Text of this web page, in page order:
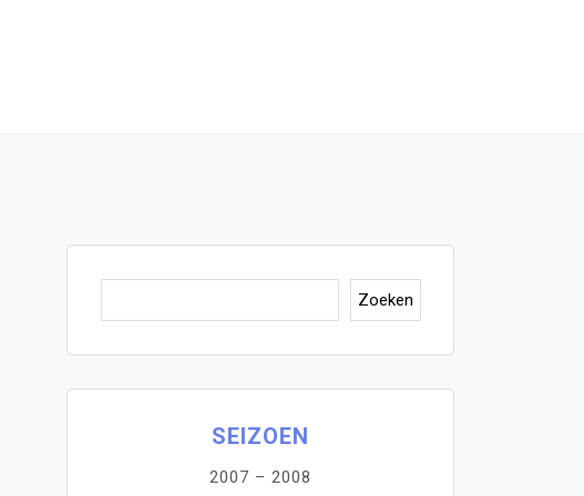
Zoeken
SEIZOEN
2007 – 2008